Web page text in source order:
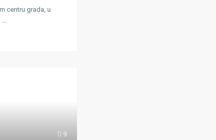
centru grada, u
...
9